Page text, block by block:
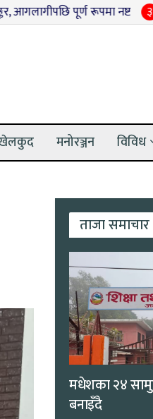
पूर्ण रूपमा नष्ट ३ अनुदानको
मनोरञ्जन विविध
ताजा समाचार
मधेशका २४
बनाइँदै